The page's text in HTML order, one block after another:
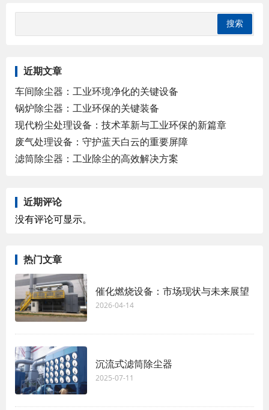
近期文章
车间除尘器：工业环境净化的关键设备
锅炉除尘器：工业环保的关键装备
现代粉尘处理设备：技术革新与工业环保的新篇章
废气处理设备：守护蓝天白云的重要屏障
滤筒除尘器：工业除尘的高效解决方案
近期评论
没有评论可显示。
热门文章
催化燃烧设备：市场现状与未来展望
2026-04-14
沉流式滤筒除尘器
2025-07-11